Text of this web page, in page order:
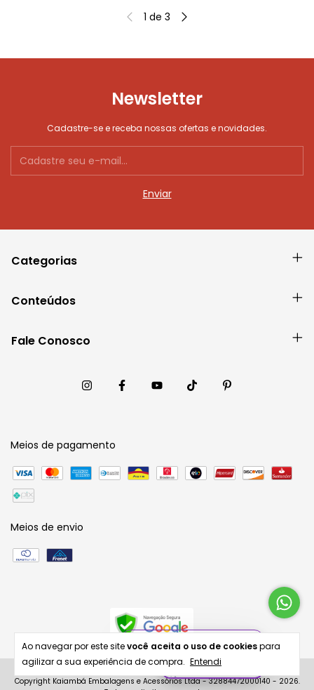
Ao navegar por este sitevocê aceita o uso de cookiespara
agilizar a sua experiência de compra. Entendi
1 de 3
Newsletter
Cadastre-se e receba nossas ofertas e novidades.
Categorias
Conteúdos
Fale Conosco
Meios de pagamento
Meios de envio
Copyright Kaiambá Embalagens e Acessórios Ltda - 32884472000140 - 2026.